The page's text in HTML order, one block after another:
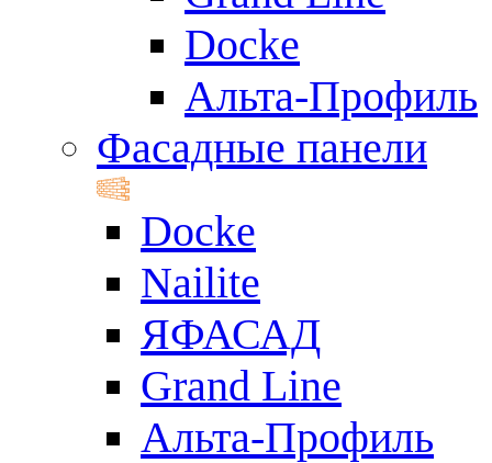
Docke
Альта-Профиль
Фасадные панели
Docke
Nailite
ЯФАСАД
Grand Line
Альта-Профиль